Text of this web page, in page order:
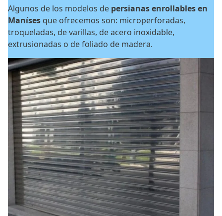
Algunos de los modelos de persianas enrollables en
Maníses que ofrecemos son: microperforadas,
troqueladas, de varillas, de acero inoxidable,
extrusionadas o de foliado de madera.